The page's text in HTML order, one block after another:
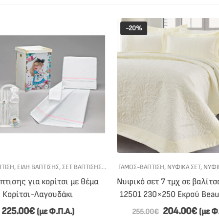
ΚΟΡΊΤΣΙ
, ΕΊΔΗ ΒΆΠΤΙΣΗΣ,ΣΕΤ ΒΆΠΤΙΣΗΣ,ΣΕΤ ΒΆΠΤΙΣΗΣ ΓΙΑ ΚΟΡΊΤΣΙ
για κορίτσι με θέμα
Κορίτσι-Λαγουδάκι
225.00€ (με Φ.Π.Α.)
-20%
ΓΆΜΟΣ-ΒΆΠΤΙΣΗ, ΝΥΦΙΚΆ ΣΕΤ,
Νυφικό σετ 7 τμχ σε
12501 230×250 Εκρού
255.00€ 204.00€ (με